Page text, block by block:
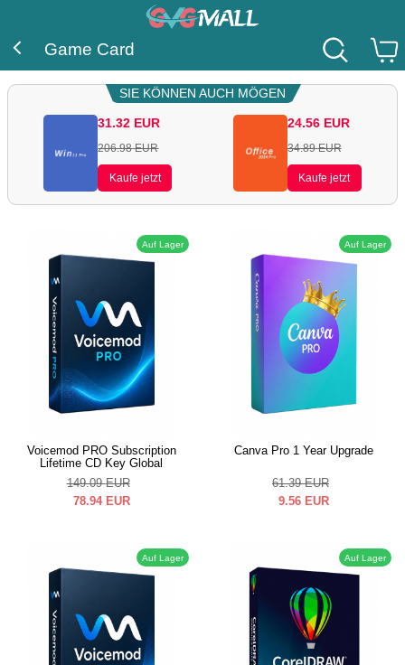
Game Card
SIE KÖNNEN AUCH MÖGEN
31.32 EUR
206.98 EUR
Kaufe jetzt
24.56 EUR
34.89 EUR
Kaufe jetzt
Auf Lager
Voicemod PRO Subscription
Lifetime CD Key Global
149.09 EUR
78.94 EUR
Auf Lager
Canva Pro 1 Year Upgrade
61.39 EUR
9.56 EUR
Auf Lager Auf Lager